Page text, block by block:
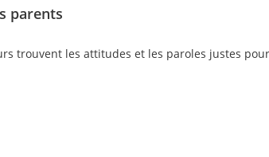
parents
trouvent les attitudes et les paroles justes